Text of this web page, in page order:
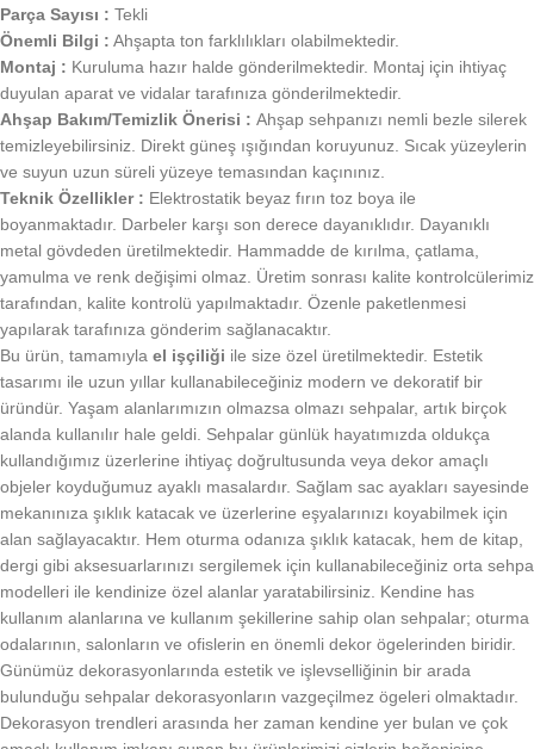
Parça Sayısı : Tekli
Önemli Bilgi : Ahşapta ton farklılıkları olabilmektedir.
Montaj : Kuruluma hazır halde gönderilmektedir. Montaj için ihtiyaç
duyulan aparat ve vidalar tarafınıza gönderilmektedir.
Ahşap Bakım/Temizlik Önerisi : Ahşap sehpanızı nemli bezle silerek
temizleyebilirsiniz. Direkt güneş ışığından koruyunuz. Sıcak yüzeylerin
ve suyun uzun süreli yüzeye temasından kaçınınız.
Teknik Özellikler : Elektrostatik beyaz fırın toz boya ile
boyanmaktadır. Darbeler karşı son derece dayanıklıdır. Dayanıklı
metal gövdeden üretilmektedir. Hammadde de kırılma, çatlama,
yamulma ve renk değişimi olmaz. Üretim sonrası kalite kontrolcülerimiz
tarafından, kalite kontrolü yapılmaktadır. Özenle paketlenmesi
yapılarak tarafınıza gönderim sağlanacaktır.
Bu ürün, tamamıyla el işçiliği ile size özel üretilmektedir. Estetik
tasarımı ile uzun yıllar kullanabileceğiniz modern ve dekoratif bir
üründür. Yaşam alanlarımızın olmazsa olmazı sehpalar, artık birçok
alanda kullanılır hale geldi. Sehpalar günlük hayatımızda oldukça
kullandığımız üzerlerine ihtiyaç doğrultusunda veya dekor amaçlı
objeler koyduğumuz ayaklı masalardır. Sağlam sac ayakları sayesinde
mekanınıza şıklık katacak ve üzerlerine eşyalarınızı koyabilmek için
alan sağlayacaktır. Hem oturma odanıza şıklık katacak, hem de kitap,
dergi gibi aksesuarlarınızı sergilemek için kullanabileceğiniz orta sehpa
modelleri ile kendinize özel alanlar yaratabilirsiniz. Kendine has
kullanım alanlarına ve kullanım şekillerine sahip olan sehpalar; oturma
odalarının, salonların ve ofislerin en önemli dekor ögelerinden biridir.
Günümüz dekorasyonlarında estetik ve işlevselliğinin bir arada
bulunduğu sehpalar dekorasyonların vazgeçilmez ögeleri olmaktadır.
Dekorasyon trendleri arasında her zaman kendine yer bulan ve çok